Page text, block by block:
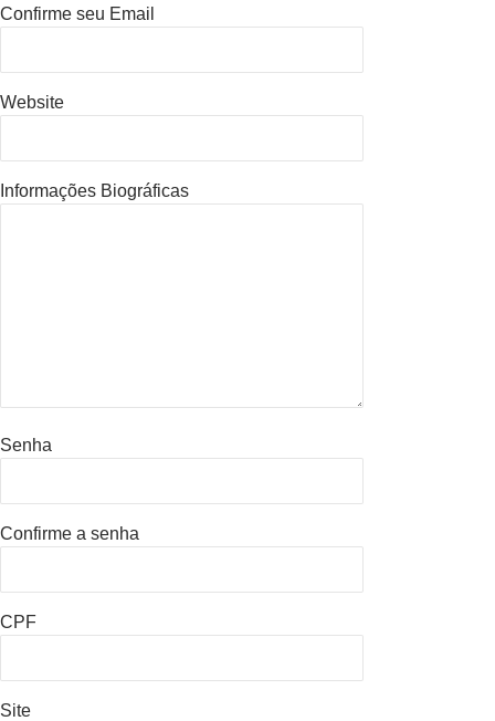
Confirme seu Email
Website
Informações Biográficas
Senha
Confirme a senha
CPF
Site